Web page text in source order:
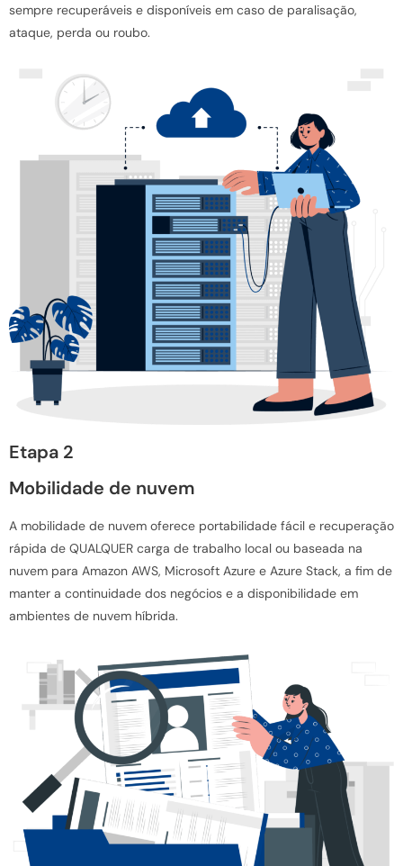
sempre recuperáveis e disponíveis em caso de paralisação,
ataque, perda ou roubo.
Etapa 2
Mobilidade de nuvem
A mobilidade de nuvem oferece portabilidade fácil e recuperação
rápida de QUALQUER carga de trabalho local ou baseada na
nuvem para Amazon AWS, Microsoft Azure e Azure Stack, a fim de
manter a continuidade dos negócios e a disponibilidade em
ambientes de nuvem híbrida.